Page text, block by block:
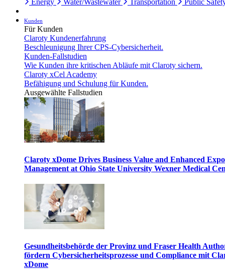
Kunden
Für Kunden
Claroty Kundenerfahrung
Beschleunigung Ihrer CPS-Cybersicherheit.
Kunden-Fallstudien
Wie Kunden ihre kritischen Abläufe mit Claroty sichern.
Claroty xCel Academy
Befähigung und Schulung für Kunden.
Ausgewählte Fallstudien
Claroty xDome Drives Business Value and Enhanced
Management at Ohio State University Wexner Medical
Gesundheitsbehörde der Provinz und Fraser Health
fördern Cybersicherheitsprozesse und Compliance mit
xDome